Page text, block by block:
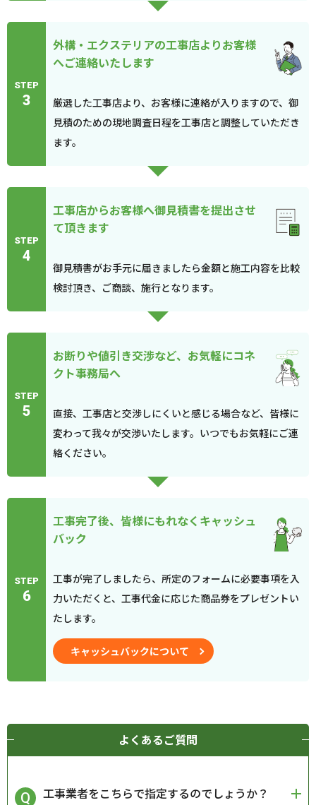
STEP
3
外構・エクステリアの工事店よりお客様
へご連絡いたします
厳選した工事店より、お客様に連絡が入りますので、御
見積のための現地調査日程を工事店と調整していただき
ます。
STEP
4
工事店からお客様へ御見積書を提出させ
て頂きます
御見積書がお手元に届きましたら金額と施工内容を比較
検討頂き、ご商談、施行となります。
STEP
5
お断りや値引き交渉など、お気軽にコネ
クト事務局へ
直接、工事店と交渉しにくいと感じる場合など、皆様に
変わって我々が交渉いたします。いつでもお気軽にご連
絡ください。
STEP
6
工事完了後、皆様にもれなくキャッシュ
バック
工事が完了しましたら、所定のフォームに必要事項を入
力いただくと、工事代金に応じた商品券をプレゼントい
たします。
キャッシュバックについて
よくあるご質問
工事業者をこちらで指定するのでしょうか？